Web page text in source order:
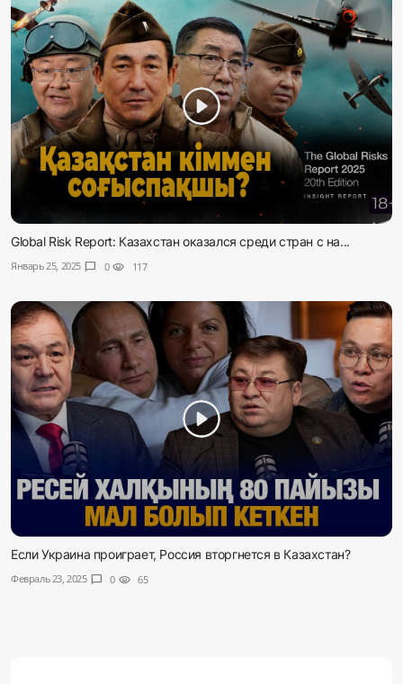
Global Risk Report: Казахстан оказался среди стран с на...
Январь 25, 2025 chat_bubble 0 visibility 117
Если Украина проиграет, Россия вторгнется в Казахстан?
Февраль 23, 2025 chat_bubble 0 visibility 65